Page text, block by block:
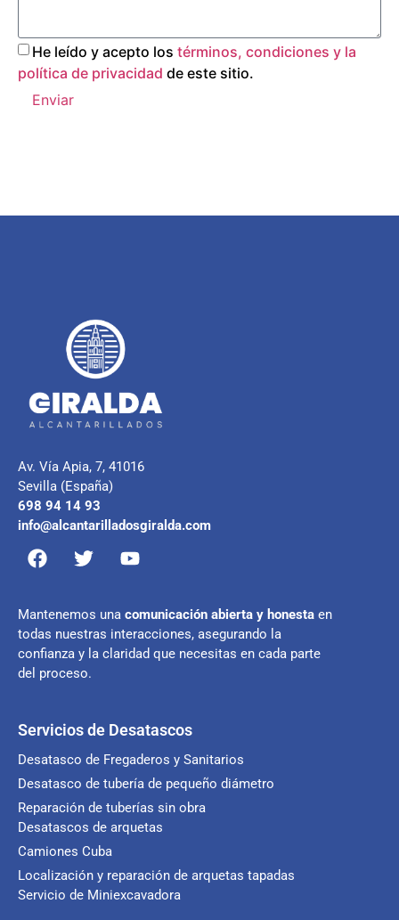
He leído y acepto los términos, condiciones y la
política de privacidad de este sitio.
Enviar
Av. Vía Apia, 7, 41016
Sevilla (España)
698 94 14 93
info@alcantarilladosgiralda.com
Mantenemos una comunicación abierta y honesta en
todas nuestras interacciones, asegurando la
confianza y la claridad que necesitas en cada parte
del proceso.
Servicios de Desatascos
Desatasco de Fregaderos y Sanitarios
Desatasco de tubería de pequeño diámetro
Reparación de tuberías sin obra
Desatascos de arquetas
Camiones Cuba
Localización y reparación de arquetas tapadas
Servicio de Miniexcavadora